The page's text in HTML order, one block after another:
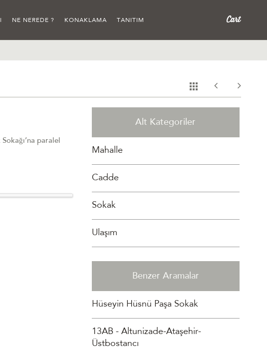
NE NEREDE ? KONAKLAMA TANITIM
paralel
Alt Kategoriler
Mahalle
Cadde
Sokak
Ulaşım
Benzer Aramalar
Hüseyin Hüsnü Paşa Sokak
13AB - Altunizade-Ataşehir-
Üstbostancı